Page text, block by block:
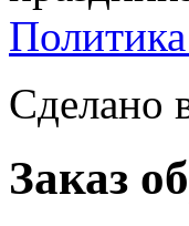
Сделано
Заказ